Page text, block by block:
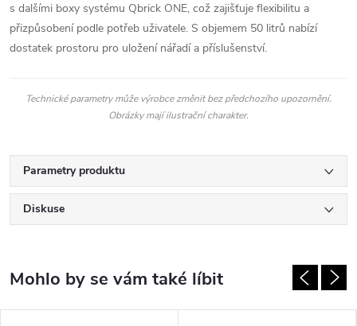
s dalšími boxy systému Qbrick ONE, což zajišťuje flexibilitu a
přizpůsobení podle potřeb uživatele. S objemem 50 litrů nabízí
dostatek prostoru pro uložení nářadí a příslušenství.
Technické parametry může výrobce změnit bez předchozího upozornění.
Obrázky mají ilustrační charakter.
Parametry produktu
Diskuse